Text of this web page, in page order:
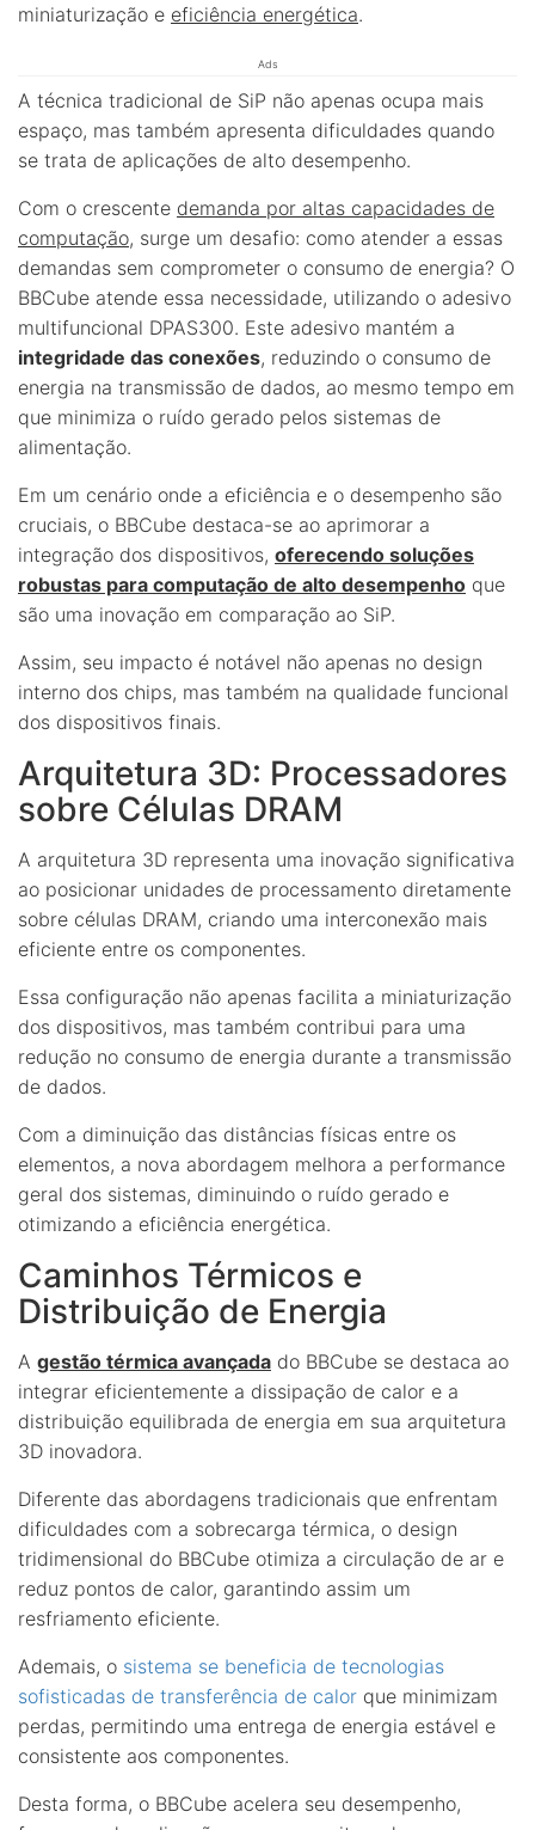
miniaturização e eficiência energética.
Ads
A técnica tradicional de SiP não apenas ocupa mais
espaço, mas também apresenta dificuldades quando
se trata de aplicações de alto desempenho.
Com o crescente demanda por altas capacidades de
computação, surge um desafio: como atender a essas
demandas sem comprometer o consumo de energia? O
BBCube atende essa necessidade, utilizando o adesivo
multifuncional DPAS300. Este adesivo mantém a
integridade das conexões, reduzindo o consumo de
energia na transmissão de dados, ao mesmo tempo em
que minimiza o ruído gerado pelos sistemas de
alimentação.
Em um cenário onde a eficiência e o desempenho são
cruciais, o BBCube destaca-se ao aprimorar a
integração dos dispositivos, oferecendo soluções
robustas para computação de alto desempenho que
são uma inovação em comparação ao SiP.
Assim, seu impacto é notável não apenas no design
interno dos chips, mas também na qualidade funcional
dos dispositivos finais.
Arquitetura 3D: Processadores
sobre Células DRAM
A arquitetura 3D representa uma inovação significativa
ao posicionar unidades de processamento diretamente
sobre células DRAM, criando uma interconexão mais
eficiente entre os componentes.
Essa configuração não apenas facilita a miniaturização
dos dispositivos, mas também contribui para uma
redução no consumo de energia durante a transmissão
de dados.
Com a diminuição das distâncias físicas entre os
elementos, a nova abordagem melhora a performance
geral dos sistemas, diminuindo o ruído gerado e
otimizando a eficiência energética.
Caminhos Térmicos e
Distribuição de Energia
A gestão térmica avançada do BBCube se destaca ao
integrar eficientemente a dissipação de calor e a
distribuição equilibrada de energia em sua arquitetura
3D inovadora.
Diferente das abordagens tradicionais que enfrentam
dificuldades com a sobrecarga térmica, o design
tridimensional do BBCube otimiza a circulação de ar e
reduz pontos de calor, garantindo assim um
resfriamento eficiente.
Ademais, o sistema se beneficia de tecnologias
sofisticadas de transferência de calor que minimizam
perdas, permitindo uma entrega de energia estável e
consistente aos componentes.
Desta forma, o BBCube acelera seu desempenho,